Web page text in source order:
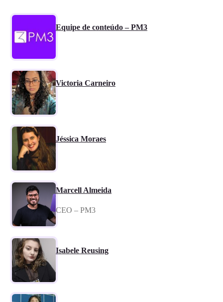
Equipe de conteúdo – PM3
Victoria Carneiro
Jéssica Moraes
Marcell Almeida
CEO – PM3
Isabele Reusing